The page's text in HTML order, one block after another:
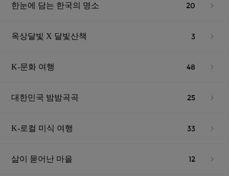
한눈에 담는 한국의 명소 20
옥상달빛 X 달빛산책 3
K-문화 여행 48
대한민국 밤밤곡곡 25
K-로컬 미식 여행 33
삶이 묻어난 마을 12